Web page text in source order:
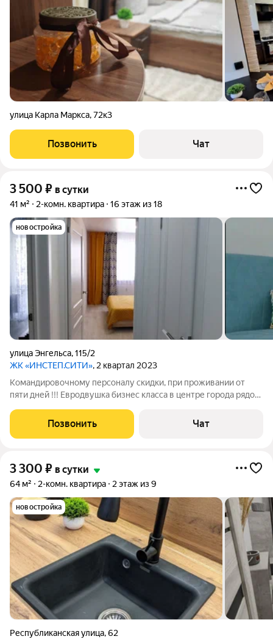
улица Карла Маркса,72к3
Позвонить Чат
3 500 ₽ в сутки
41 м² 2-комн. квартира 16 этаж из 18
новостройка
улица Энгельса,115/2
ЖК «ИНСТЕП.СИТИ», 2 квартал 2023
Командировочному персоналу скидки, при проживании от
пяти дней !!! Евродвушка бизнес класса в центре города рядом
перинатальный центр ,wi-fi , наличный и безналичный расчёт...
Квартира не сдаётся
Позвонить Чат
3 300 ₽ в сутки
64 м² 2-комн. квартира 2 этаж из 9
новостройка
Республиканская улица,62